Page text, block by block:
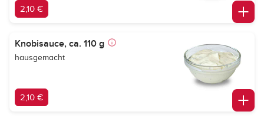
2,10 €
Knobisauce, ca. 110 g
hausgemacht
2,10 €